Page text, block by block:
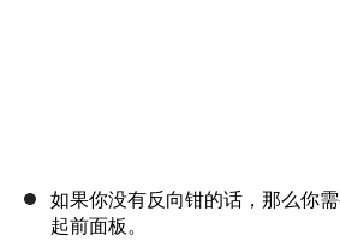
如果你没有反向钳的话，那么你
起前面板。